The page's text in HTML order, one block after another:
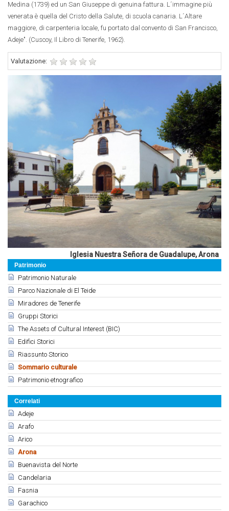
Patrimonio
Patrimonio Naturale
Parco Nazionale di El Teide
Miradores de Tenerife
Gruppi Storici
The Assets of Cultural Interest (BIC)
Edifici Storici
Riassunto Storico
Sommario culturale
Patrimonio etnografico
Correlati
Adeje
Arafo
Arico
Arona
Buenavista del Norte
Candelaria
Fasnia
Garachico
Medina (1739) ed un San Giuseppe di genuina fattura. L´immagine più
venerata è quella del Cristo della Salute, di scuola canaria. L´Altare
maggiore, di carpenteria locale, fu portato dal convento di San Francisco,
Adeje". (Cuscoy, Il Libro di Tenerife, 1962).
Valutazione:
Iglesia Nuestra Señora de Guadalupe, Arona